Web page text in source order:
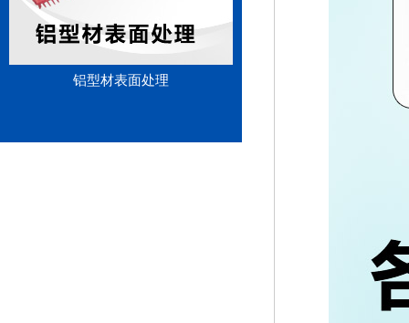
铝型材表面处理